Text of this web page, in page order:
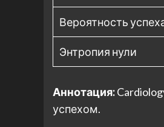
Вероятность
Энтропия нули
Аннотация:
успехом.